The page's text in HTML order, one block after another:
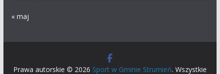
« maj
Prawa autorskie © 2026 Sport w Gminie Strumień. Wszystkie